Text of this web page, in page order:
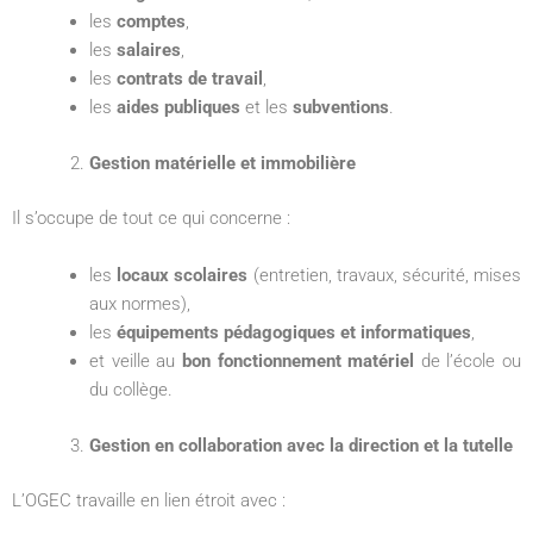
les comptes,
les salaires,
les contrats de travail ,
les aides publiques et les subventions.
Gestion matérielle et immobilière
Il s’occupe de tout ce qui concerne :
les locaux scolaires (entretien, travaux, sécurité, mises
aux normes),
les équipements pédagogiques et informatiques,
et veille au bon fonctionnement matériel
de l’école ou
du collège.
Gestion en collaboration avec la direction et la tutelle
L’OGEC travaille en lien étroit avec :